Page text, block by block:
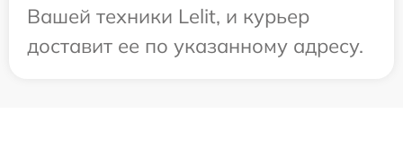
Вашей техники Lelit, и курьер
доставит ее по указанному адресу.